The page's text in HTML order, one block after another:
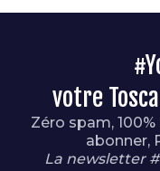
votre
Zéro spam,
abonner,
La newsletter